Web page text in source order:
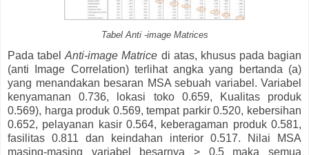
Tabel Anti -image Matrices
Pada tabelAnti-image Matrice di atas, khusus pada bagian
(anti Image Correlation) terlihat angka yang bertanda (a)
yang menandakan besaran MSA sebuah variabel. Variabel
kenyamanan 0.736, lokasi toko 0.659, Kualitas produk
0.569), harga produk 0.569, tempat parkir 0.520, kebersihan
0.652, pelayanan kasir 0.564, keberagaman produk 0.581,
fasilitas 0.811 dan keindahan interior 0.517. Nilai MSA
masing-masing variabel besarnya > 0.5 maka semua